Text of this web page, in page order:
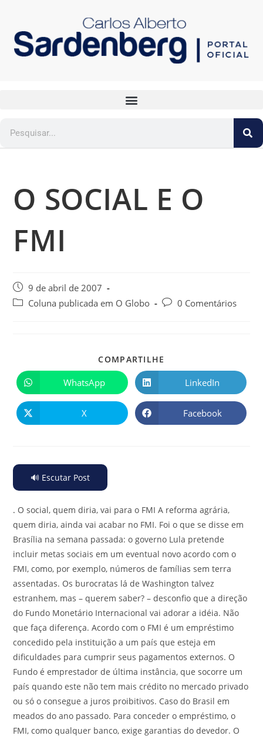
O SOCIAL E O
FMI
9 de abril de 2007
Coluna publicada em O Globo
0 Comentários
COMPARTILHE
WhatsApp LinkedIn
X Facebook
🔊 Escutar Post
. O social, quem diria, vai para o FMI A reforma agrária,
quem diria, ainda vai acabar no FMI. Foi o que se disse em
Brasília na semana passada: o governo Lula pretende
incluir metas sociais em um eventual novo acordo com o
FMI, como, por exemplo, números de famílias sem terra
assentadas. Os burocratas lá de Washington talvez
estranhem, mas – querem saber? – desconfio que a direção
do Fundo Monetário Internacional vai adorar a idéia. Não
que faça diferença. Acordo com o FMI é um empréstimo
concedido pela instituição a um país que esteja em
dificuldades para cumprir seus pagamentos externos. O
Fundo é emprestador de última instância, que socorre um
país quando este não tem mais crédito no mercado privado
ou só o consegue a juros proibitivos. Caso do Brasil em
meados do ano passado. Para conceder o empréstimo, o
FMI, como qualquer banco, exige garantias do devedor. O